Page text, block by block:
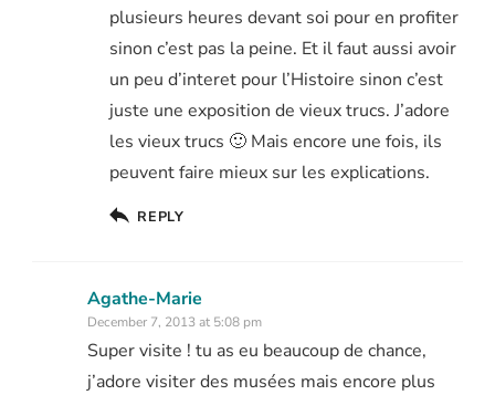
plusieurs heures devant soi pour en profiter
sinon c’est pas la peine. Et il faut aussi avoir
un peu d’interet pour l’Histoire sinon c’est
juste une exposition de vieux trucs. J’adore
les vieux trucs 🙂 Mais encore une fois, ils
peuvent faire mieux sur les explications.
REPLY
Agathe-Marie
December 7, 2013 at 5:08 pm
Super visite ! tu as eu beaucoup de chance,
j’adore visiter des musées mais encore plus